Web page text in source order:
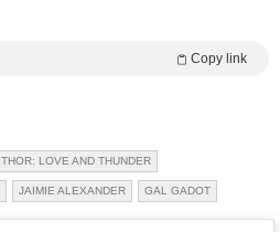
Copy link
THOR: LOVE AND THUNDER
JAIMIE ALEXANDER GAL GADOT